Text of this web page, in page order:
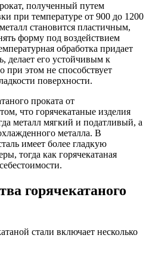
полученный путем
при температуре от 900 до 1200
становится пластичным,
форму под воздействием
обработка придает
делает его устойчивым к
при этом не способствует
поверхности.
проката от
что горячекатаные изделия
металл мягкий и податливый, а
металла. В
имеет более гладкую
тогда как горячекатаная
горячекатаного
стали включает несколько